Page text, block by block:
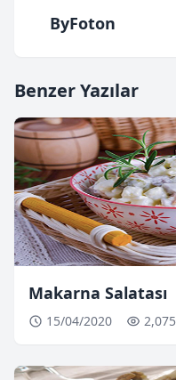
ByFoton
Benzer Yazılar
Makarna Salatası
15/04/2020 2,075